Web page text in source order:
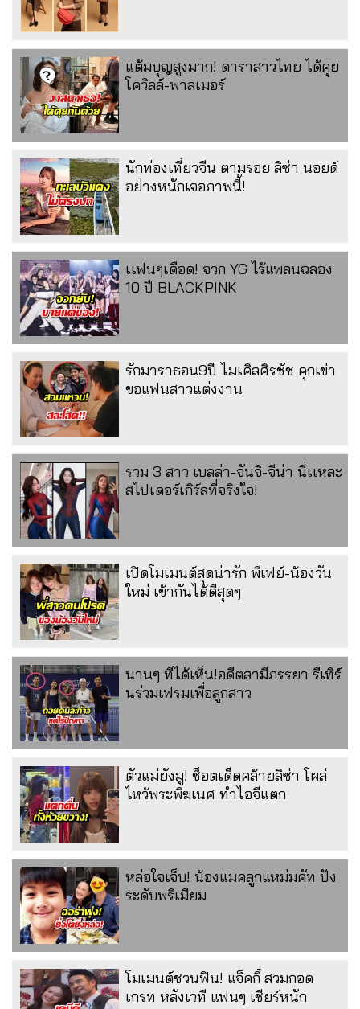
แต้มบุญสูงมาก! ดาราสาวไทย ได้คุย
โควิลล์-พาลเมอร์
นักท่องเที่ยวจีน ตามรอย ลิซ่า นอยด์
อย่างหนักเจอภาพนี้!
เเฟนๆเดือด! จวก YG ไร้แพลนฉลอง
10 ปี BLACKPINK
รักมาราธอน9ปี ไมเคิลศิรชัช คุกเข่า
ขอแฟนสาวแต่งงาน
รวม 3 สาว เบลล่า-จันจิ-จีน่า นี่เเหละ
สไปเดอร์เกิร์ลที่จริงใจ!
เปิดโมเมนต์สุดน่ารัก พี่เฟย์-น้องวัน
ใหม่ เข้ากันได้ดีสุดๆ
นานๆ ทีได้เห็น!อดีตสามีภรรยา รีเทิร์
นร่วมเฟรมเพื่อลูกสาว
ตัวแม่ยังมู! ช็อตเด็ดคล้ายลิซ่า โผล่
ไหว้พระพิฆเนศ ทำไอจีแตก
หล่อใจเจ็บ! น้องแมคลูกแหม่มคัท ปัง
ระดับพรีเมียม
โมเมนต์ชวนฟิน! แจ็คกี้ สวมกอด
เกรท หลังเวที แฟนๆ เชียร์หนัก